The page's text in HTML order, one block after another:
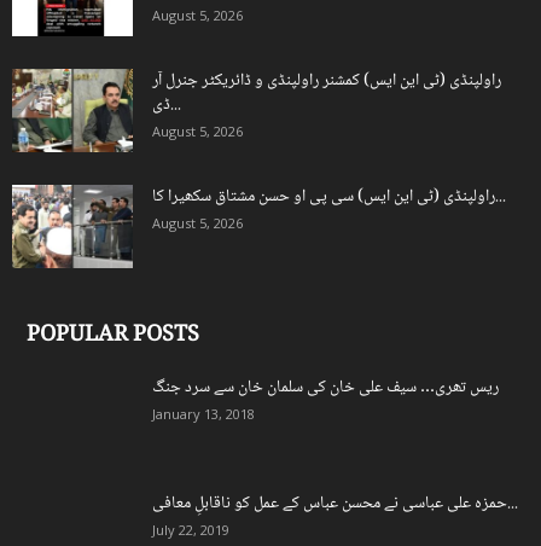
August 5, 2026
راولپنڈی (ٹی این ایس) کمشنر راولپنڈی و ڈائریکٹر جنرل آر
ڈی...
August 5, 2026
راولپنڈی (ٹی این ایس) سی پی او حسن مشتاق سکھیرا کا...
August 5, 2026
POPULAR POSTS
ریس تھری… سیف علی خان کی سلمان خان سے سرد جنگ
January 13, 2018
حمزہ علی عباسی نے محسن عباس کے عمل کو ناقابلِ معافی...
July 22, 2019